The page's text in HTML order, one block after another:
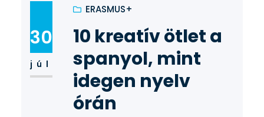
30
júl
ERASMUS+
10 kreatív ötlet a
spanyol, mint
idegen nyelv
órán